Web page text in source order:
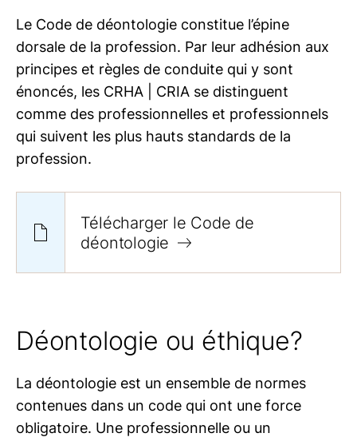
Le Code de déontologie constitue l’épine
dorsale de la profession. Par leur adhésion aux
principes et règles de conduite qui y sont
énoncés, les CRHA | CRIA se distinguent
comme des professionnelles et professionnels
qui suivent les plus hauts standards de la
profession.
Télécharger le Code de
déontologie
Déontologie ou éthique?
La déontologie est un ensemble de normes
contenues dans un code qui ont une force
obligatoire. Une professionnelle ou un